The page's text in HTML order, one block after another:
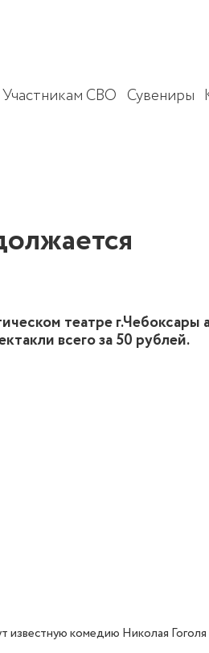
Участникам СВО Сувениры
театре г.Чебоксары
всего за 50 рублей.
известную комедию Николая Гоголя